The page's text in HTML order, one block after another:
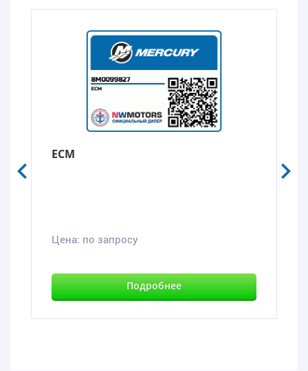
ECM
Цена: по запросу
Подробнее